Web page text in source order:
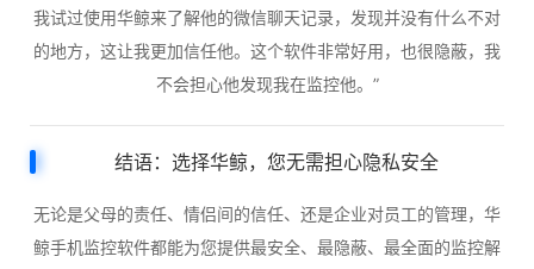
我试过使用华鲸来了解他的微信聊天记录，发现并没有什么不对
的地方，这让我更加信任他。这个软件非常好用，也很隐蔽，我
不会担心他发现我在监控他。”
结语：选择华鲸，您无需担心隐私安全
无论是父母的责任、情侣间的信任、还是企业对员工的管理，华
鲸手机监控软件都能为您提供最安全、最隐蔽、最全面的监控解